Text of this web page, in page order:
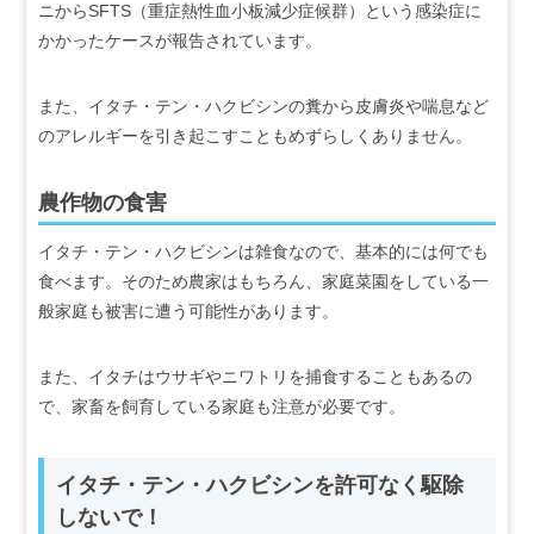
ニからSFTS（重症熱性血小板減少症候群）という感染症に
かかったケースが報告されています。
また、イタチ・テン・ハクビシンの糞から皮膚炎や喘息など
のアレルギーを引き起こすこともめずらしくありません。
農作物の食害
イタチ・テン・ハクビシンは雑食なので、基本的には何でも
食べます。そのため農家はもちろん、家庭菜園をしている一
般家庭も被害に遭う可能性があります。
また、イタチはウサギやニワトリを捕食することもあるの
で、家畜を飼育している家庭も注意が必要です。
イタチ・テン・ハクビシンを許可なく駆除
しないで！